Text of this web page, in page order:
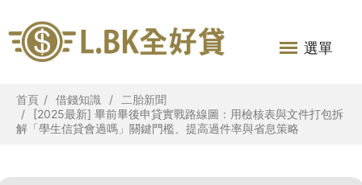
選單
首頁 借錢知識
二胎新聞
[2025最新] 畢前畢後申貸實戰路線圖：用檢核表與文件打包拆
解「學生信貸會過嗎」關鍵門檻、提高過件率與省息策略